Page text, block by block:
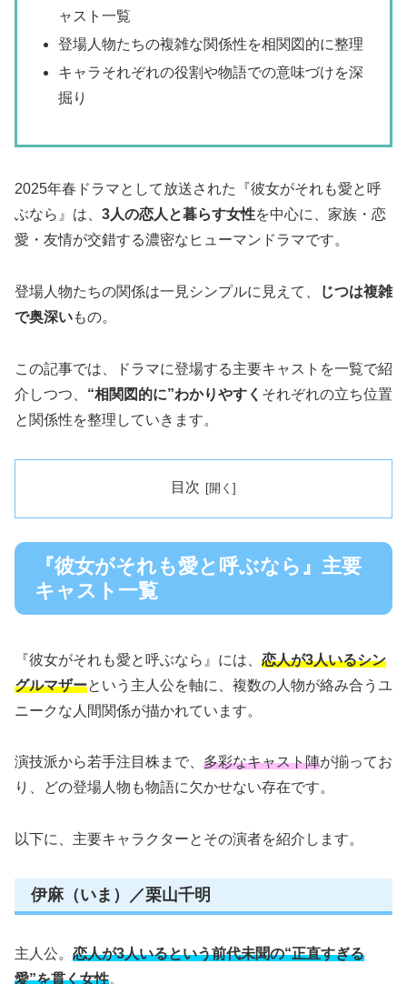
ャスト一覧
登場人物たちの複雑な関係性を相関図的に整理
キャラそれぞれの役割や物語での意味づけを深
掘り
2025年春ドラマとして放送された『彼女がそれも愛と呼
ぶなら』は、 3人の恋人と暮らす女性を中心に、家族・恋
愛・友情が交錯する濃密なヒューマンドラマです。
登場人物たちの関係は一見シンプルに見えて、
じつは複雑
で奥深いもの。
この記事では、ドラマに登場する主要キャストを一覧で紹
介しつつ、 “相関図的に”わかりやすく それぞれの立ち位置
と関係性を整理していきます。
目次
『彼女がそれも愛と呼ぶなら』主要
キャスト一覧
『彼女がそれも愛と呼ぶなら』には、 恋人が3人いるシン
グルマザーという主人公を軸に、複数の人物が絡み合うユ
ニークな人間関係が描かれています。
演技派から若手注目株まで、 多彩なキャスト陣が揃ってお
り、どの登場人物も物語に欠かせない存在です。
以下に、主要キャラクターとその演者を紹介します。
伊麻（いま）／栗山千明
主人公。 恋人が3人いるという前代未聞の“正直すぎる
愛”を貫く女性。